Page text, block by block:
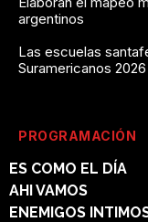
argentinos
Las escuelas
Suramericanos 2026
PROGRAMACIÓN
ES COMO EL DÍA
AHI VAMOS
ENEMIGOS